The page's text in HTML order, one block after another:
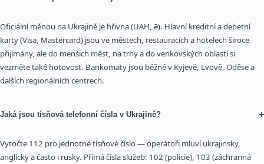
Oficiální měnou na Ukrajině je hřivna (UAH, ₴). Hlavní kreditní a debetní
karty (Visa, Mastercard) jsou ve městech, restauracích a hotelech široce
přijímány, ale do menších měst, na trhy a do venkovských oblastí si
vezměte také hotovost. Bankomaty jsou běžné v Kyjevě, Lvově, Oděse a
dalších regionálních centrech.
Jaká jsou tísňová telefonní čísla v Ukrajině? +
Vytočte 112 pro jednotné tísňové číslo — operátoři mluví ukrajinsky,
anglicky a často i rusky. Přímá čísla služeb: 102 (policie), 103 (záchranná